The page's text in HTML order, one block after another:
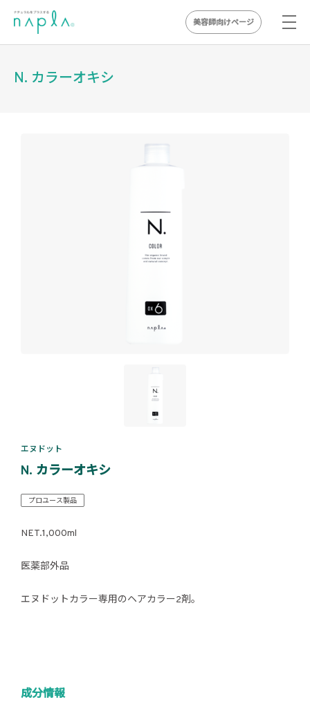
美容師向けページ
N. カラーオキシ
エヌドット
N. カラーオキシ
プロユース製品
NET.1,000ml
医薬部外品
エヌドットカラー専用のヘアカラー2剤。
成分情報